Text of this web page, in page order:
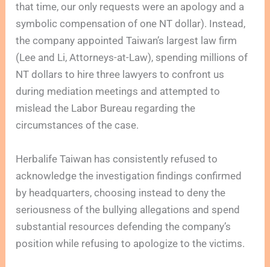
that time, our only requests were an apology and a
symbolic compensation of one NT dollar). Instead,
the company appointed Taiwan’s largest law firm
(Lee and Li, Attorneys-at-Law), spending millions of
NT dollars to hire three lawyers to confront us
during mediation meetings and attempted to
mislead the Labor Bureau regarding the
circumstances of the case.
Herbalife Taiwan has consistently refused to
acknowledge the investigation findings confirmed
by headquarters, choosing instead to deny the
seriousness of the bullying allegations and spend
substantial resources defending the company’s
position while refusing to apologize to the victims.